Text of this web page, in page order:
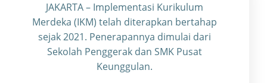
JAKARTA – Implementasi Kurikulum
Merdeka (IKM) telah diterapkan bertahap
sejak 2021. Penerapannya dimulai dari
Sekolah Penggerak dan SMK Pusat
Keunggulan.